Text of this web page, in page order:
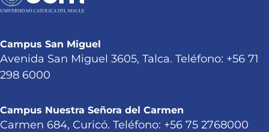
Campus San Miguel
Avenida San Miguel 3605, Talca. Teléfono: +56 71
298 6000
Campus Nuestra Señora del Carmen
Carmen 684, Curicó. Teléfono: +56 75 2768000